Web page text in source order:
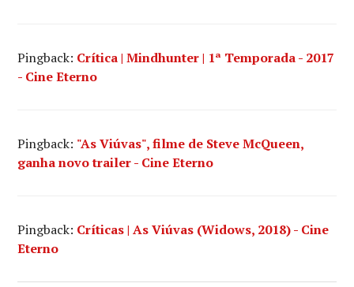
Pingback: Crítica | Mindhunter | 1ª Temporada - 2017
- Cine Eterno
Pingback: "As Viúvas", filme de Steve McQueen,
ganha novo trailer - Cine Eterno
Pingback: Críticas | As Viúvas (Widows, 2018) - Cine
Eterno